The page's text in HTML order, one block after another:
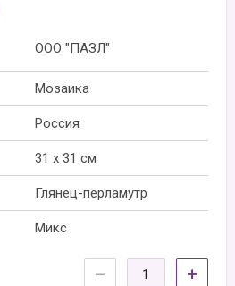
ООО "ПАЗЛ"
Мозаика
Россия
31 x 31 см
Глянец-перламутр
Микс
− +